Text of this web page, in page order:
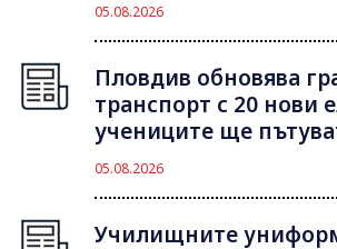
05.08.2026
Пловдив обновява
транспорт с 20 нови
учениците ще
05.08.2026
Училищните